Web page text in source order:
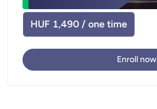
HUF 1,490 / one time
Enroll now